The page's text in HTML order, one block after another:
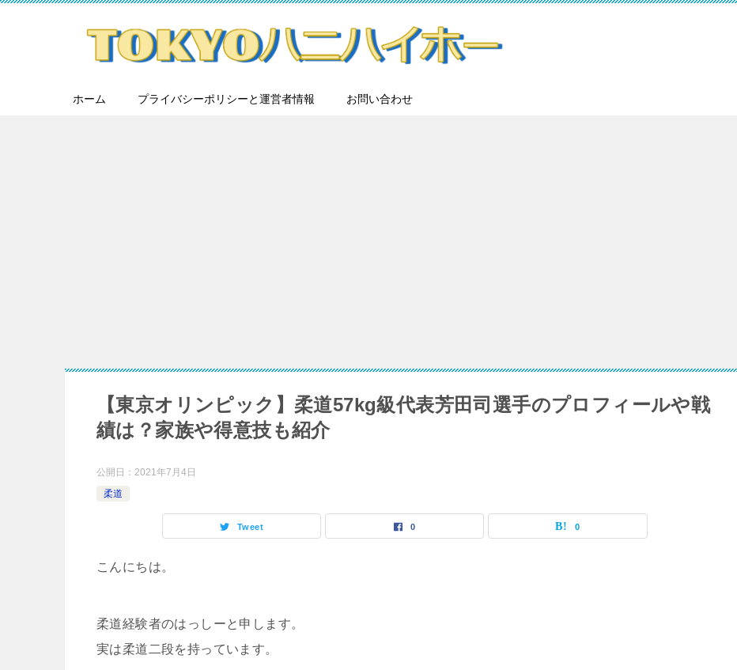
ホーム プライバシーポリシーと運営者情報 お問い合わせ
【東京オリンピック】柔道57kg級代表芳田司選手のプロフィールや戦
績は？家族や得意技も紹介
公開日： 2021年7月4日
柔道
Tweet 0 0
こんにちは。
柔道経験者のはっしーと申します。
実は柔道二段を持っています。